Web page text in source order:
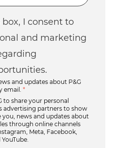
I consent to
and marketing
and updates about P&G
email.
*
to share your personal
advertising partners to show
you, news and updates about
through online channels
Meta, Facebook,